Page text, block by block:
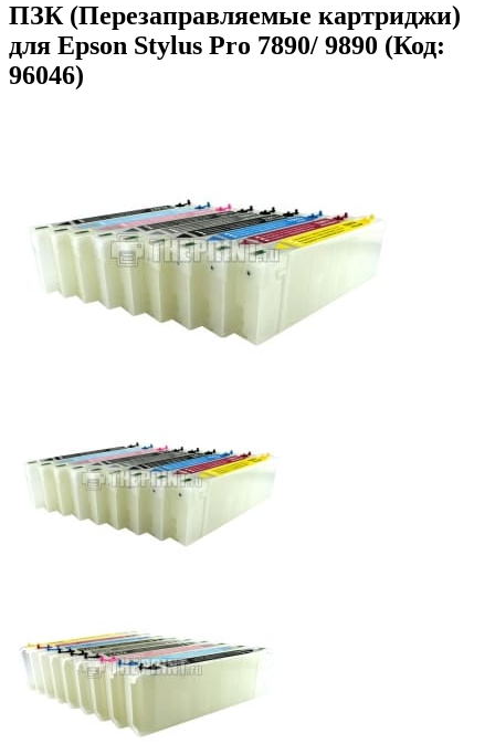
ПЗК (Перезаправляемые картриджи)
для Epson Stylus Pro 7890/ 9890 (Код:
96046)